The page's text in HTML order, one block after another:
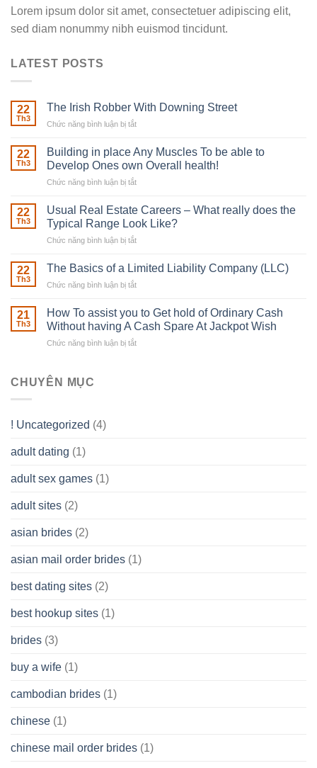
Lorem ipsum dolor sit amet, consectetuer adipiscing elit,
sed diam nonummy nibh euismod tincidunt.
LATEST POSTS
22
Th3
The Irish Robber With Downing Street
Chức năng bình luận bị tắt
Irish
Robber
With
22
Th3
Building in place Any Muscles To be able to
Develop Ones own Overall health!
Chức năng bình luận bị tắt
in
place
Any
be
Ones
own
22
Th3
Usual Real Estate Careers – What really does the
Typical Range Look Like?
Chức năng bình luận bị tắt
Real
What
really
22
Th3
The Basics of a Limited Liability Company (LLC)
Chức năng bình luận bị tắt
Basics
of
a
21
Th3
How To assist you to Get hold of Ordinary Cash
Without having A Cash Spare At Jackpot Wish
Chức năng bình luận bị tắt
Wish
CHUYÊN MỤC
! Uncategorized (4)
adult dating (1)
adult sex games (1)
adult sites (2)
asian brides (2)
asian mail order brides (1)
best dating sites (2)
best hookup sites (1)
brides (3)
buy a wife (1)
cambodian brides (1)
chinese (1)
chinese mail order brides (1)